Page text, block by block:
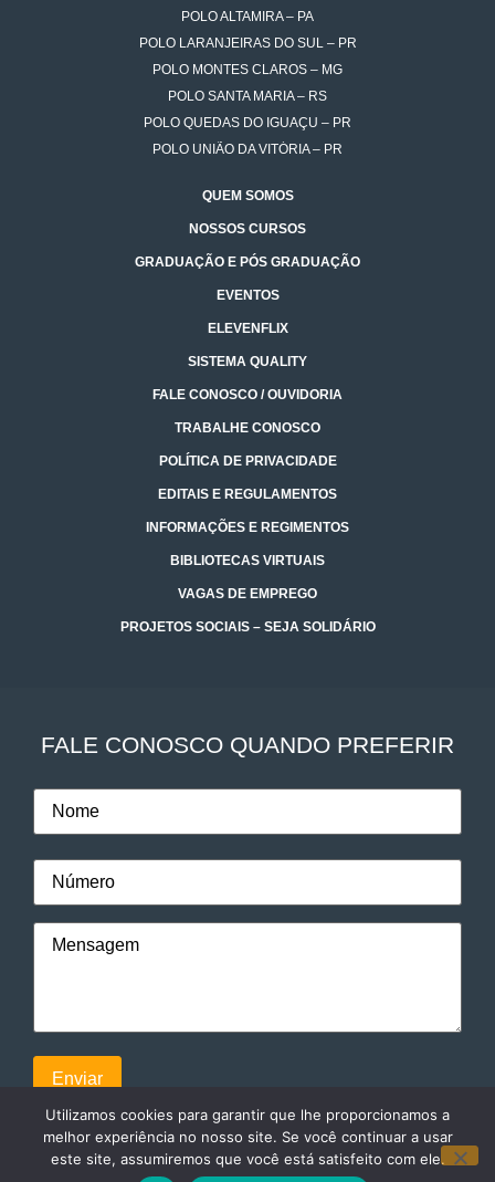
POLO ALTAMIRA – PA
POLO LARANJEIRAS DO SUL – PR
POLO MONTES CLAROS – MG
POLO SANTA MARIA – RS
POLO QUEDAS DO IGUAÇU – PR
POLO UNIÃO DA VITÓRIA – PR
QUEM SOMOS
NOSSOS CURSOS
GRADUAÇÃO E PÓS GRADUAÇÃO
EVENTOS
ELEVENFLIX
SISTEMA QUALITY
FALE CONOSCO / OUVIDORIA
TRABALHE CONOSCO
POLÍTICA DE PRIVACIDADE
EDITAIS E REGULAMENTOS
INFORMAÇÕES E REGIMENTOS
BIBLIOTECAS VIRTUAIS
VAGAS DE EMPREGO
PROJETOS SOCIAIS – SEJA SOLIDÁRIO
FALE CONOSCO QUANDO PREFERIR
Utilizamos cookies para garantir que lhe proporcionamos a
melhor experiência no nosso site. Se você continuar a usar
este site, assumiremos que você está satisfeito com ele.